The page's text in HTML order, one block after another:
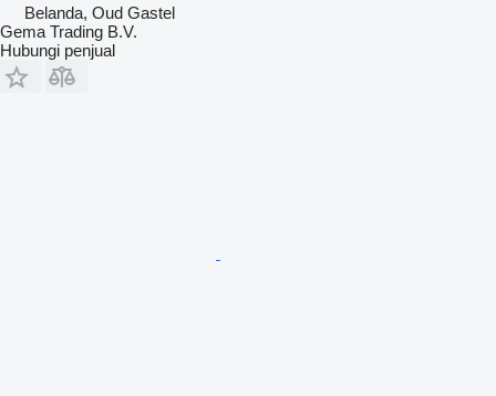
Belanda, Oud Gastel
Gema Trading B.V.
Hubungi penjual